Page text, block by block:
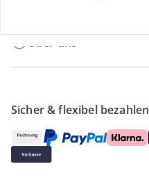
Über uns
Sicher & flexibel bezahlen